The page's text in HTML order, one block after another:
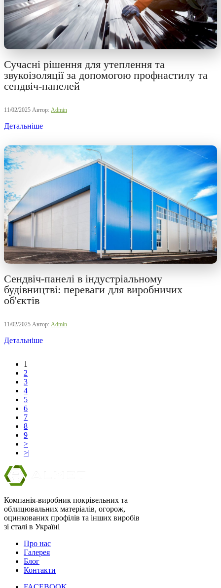
Сучасні рішення для утеплення та
звукоізоляції за допомогою профнастилу та
сендвіч-панелей
11/02/2025 Автор: Admin
Детальніше
Сендвіч-панелі в індустріальному
будівництві: переваги для виробничих
об'єктів
11/02/2025 Автор: Admin
Детальніше
1
2
3
4
5
6
7
8
9
>
>|
Компанія-виробник покрівельних та
облицювальних матеріалів, огорож,
оцинкованих профілів та інших виробів
зі сталі в Україні
Про нас
Галерея
Блог
Контакти